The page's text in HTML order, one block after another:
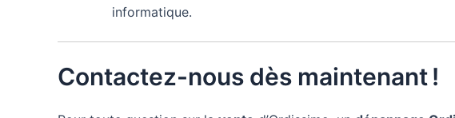
informatique.
Contactez-nous dès maintenant !